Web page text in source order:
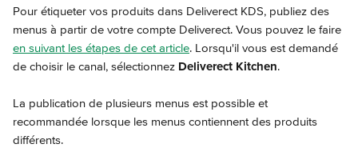
Pour étiqueter vos produits dans Deliverect KDS, publiez des
menus à partir de votre compte Deliverect. Vous pouvez le faire
en suivant les étapes de cet article. Lorsqu'il vous est demandé
de choisir le canal, sélectionnez Deliverect Kitchen.
La publication de plusieurs menus est possible et
recommandée lorsque les menus contiennent des produits
différents.